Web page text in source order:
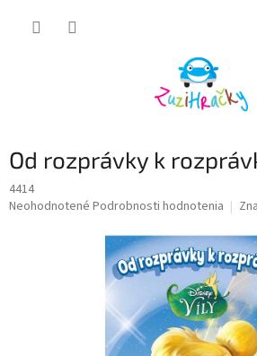
Od rozprávky k
4414
Priemerné
Neohodnotené Podrobnosti hodnotenia